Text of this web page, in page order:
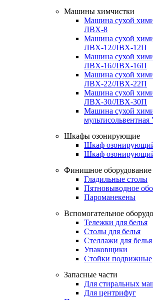
Машины химчистки
Машина сухой
ЛВХ-8
Машина сухой
ЛВХ-12/ЛВХ-12П
Машина сухой
ЛВХ-16/ЛВХ-16П
Машина сухой
ЛВХ-22/ЛВХ-22П
Машина сухой
ЛВХ-30/ЛВХ-30П
Машина сухой
Шкафы озонирующие
Шкаф
Шкаф
Финишное оборудование
Гладильные столы
Пятновыводное
Пароманекены
Вспомогательное
Тележки для белья
Столы для белья
Стеллажи для белья
Упаковщики
Стойки подвижные
Запасные части
Для стиральных
Для центрифуг